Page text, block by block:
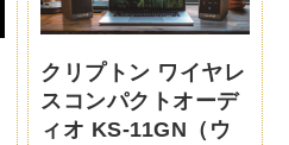
クリプトン ワイヤレ
スコンパクトオーデ
ィオ KS-11GN（ウ